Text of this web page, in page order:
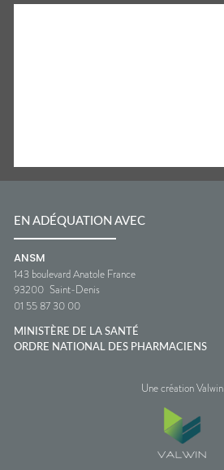
EN ADÉQUATION AVEC
ANSM
143 boulevard Anatole France
93200 Saint-Denis
01 55 87 30 00
MINISTÈRE DE LA SANTÉ
ORDRE NATIONAL DES PHARMACIENS
Une création Valwin